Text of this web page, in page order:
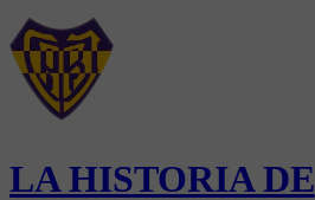
LA HISTORIA DE